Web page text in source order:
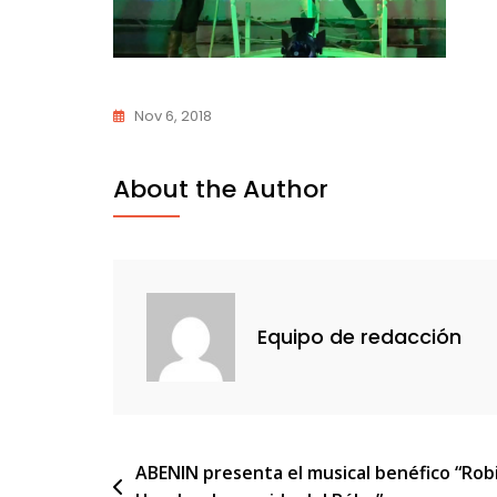
Nov 6, 2018
About the Author
Equipo de redacción
Navegación
ABENIN presenta el musical benéfico